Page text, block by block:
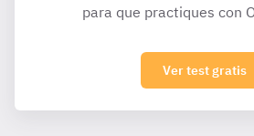
para que practiques con
Ver test gratis